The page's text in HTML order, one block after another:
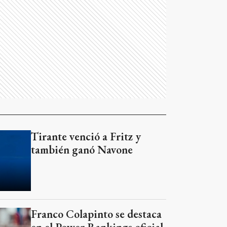
Tirante venció a Fritz y
también ganó Navone
Franco Colapinto se destaca